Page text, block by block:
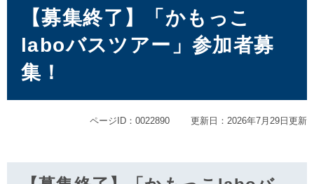
【募集終了】「かもっこ
laboバスツアー」参加者募
集！
ページID：0022890 更新日：2026年7月29日更新